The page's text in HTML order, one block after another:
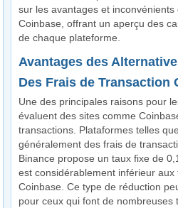
sur les avantages et
Coinbase, offrant un aperçu des
de chaque plateforme.
Avantages des
Des Frais de Transaction
Une des principales raisons pour
évaluent des sites comme
transactions. Plataformes telles
généralement des frais de
Binance propose un taux fixe de
est considérablement inférieur
Coinbase. Ce type de réduction
pour ceux qui font de nombreuses